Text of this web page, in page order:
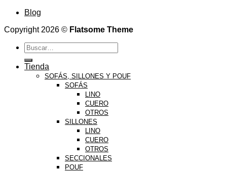
Blog
Copyright 2026 © Flatsome Theme
Buscar
por:
Tienda
SOFÁS, SILLONES Y POUF
SOFÁS
LINO
CUERO
OTROS
SILLONES
LINO
CUERO
OTROS
SECCIONALES
POUF